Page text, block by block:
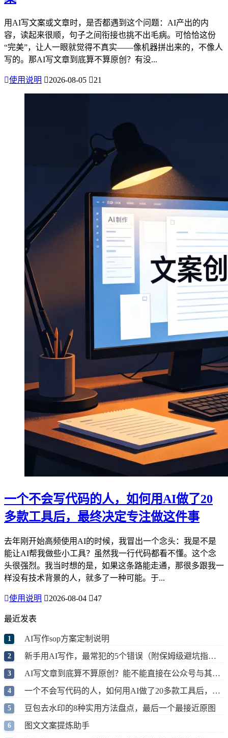
用AI写文案或文章时，是否都遇到这个问题：AI产出的内
容，读起来很顺，句子之间衔接也挑不出毛病。可恰恰这份
“完美”，让人一眼就觉得不真实——像机器拼出来的，不像人
写的。那AI写文章到底算不算原创？有没...
使用说明 2026-08-05 21
一个不会写代码的人，如何用AI做了20
多款工具后，最终决定专注做这件事
去年刚开始高频使用AI的时候，我冒出一个念头：我是不是
能让AI帮我做些小工具？虽然我一行代码都看不懂。这个念
头很强烈。我当时想的是，如果这条路能走通，那很多跟我一
样没有技术背景的人，就多了一种可能。于...
使用说明 2026-08-04 47
最近发表
AI写作sop方案定制说明
新手用AI写作，最常犯的5个错误（附保姆级避坑指南）
AI写文章到底算不算原创？能不能直接在公众号与其他自媒体直接发布？两个方案
一个不会写代码的人，如何用AI做了20多款工具后，最终决定专注做这件事
豆包去水印的8种实用方法盘点，最后一个最接近原图
图文文案提炼助手